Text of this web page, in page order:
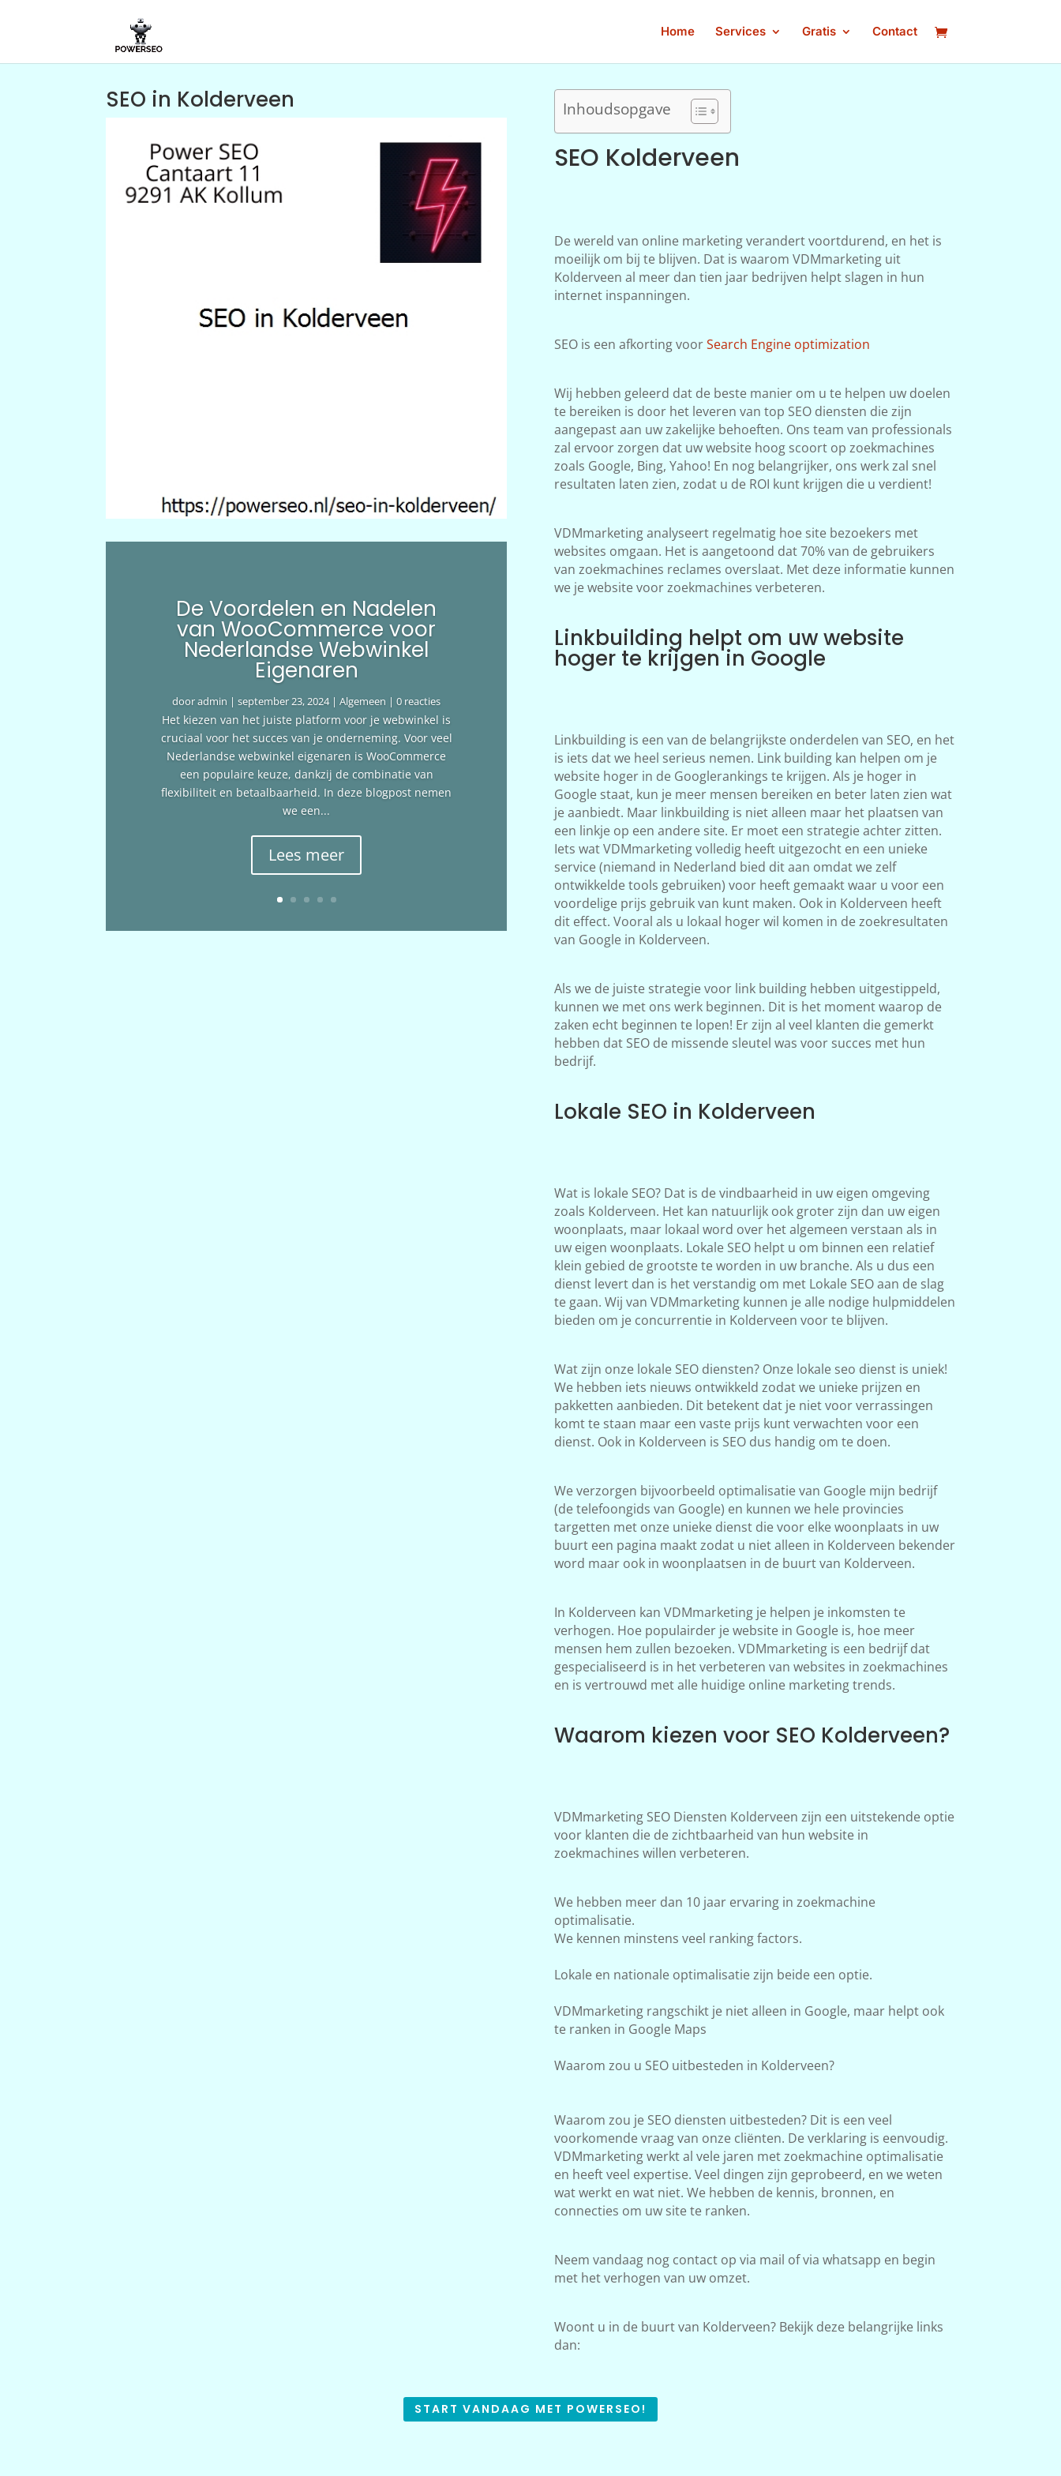
Home Services Gratis Contact
SEO in Kolderveen
De Voordelen en Nadelen
van WooCommerce voor
Nederlandse Webwinkel
Eigenaren
dooradmin |september 23, 2024|Algemeen | 0 reacties
Het kiezen van het juiste platform voor je webwinkel is
cruciaal voor het succes van je onderneming. Voor veel
Nederlandse webwinkel eigenaren is WooCommerce
een populaire keuze, dankzij de combinatie van
flexibiliteit en betaalbaarheid. In deze blogpost nemen
we een...
Lees meer
Inhoudsopgave
SEO Kolderveen
De wereld van online marketing verandert voortdurend, en het is
moeilijk om bij te blijven. Dat is waarom VDMmarketing uit
Kolderveen al meer dan tien jaar bedrijven helpt slagen in hun
internet inspanningen.
SEO is een afkorting voorSearch Engine optimization
Wij hebben geleerd dat de beste manier om u te helpen uw doelen
te bereiken is door het leveren van top SEO diensten die zijn
aangepast aan uw zakelijke behoeften. Ons team van professionals
zal ervoor zorgen dat uw website hoog scoort op zoekmachines
zoals Google, Bing, Yahoo! En nog belangrijker, ons werk zal snel
resultaten laten zien, zodat u de ROI kunt krijgen die u verdient!
VDMmarketing analyseert regelmatig hoe site bezoekers met
websites omgaan. Het is aangetoond dat 70% van de gebruikers
van zoekmachines reclames overslaat. Met deze informatie kunnen
we je website voor zoekmachines verbeteren.
Linkbuilding helpt om uw website
hoger te krijgen in Google
Linkbuilding is een van de belangrijkste onderdelen van SEO, en het
is iets dat we heel serieus nemen. Link building kan helpen om je
website hoger in de Googlerankings te krijgen. Als je hoger in
Google staat, kun je meer mensen bereiken en beter laten zien wat
je aanbiedt. Maar linkbuilding is niet alleen maar het plaatsen van
een linkje op een andere site. Er moet een strategie achter zitten.
Iets wat VDMmarketing volledig heeft uitgezocht en een unieke
service (niemand in Nederland bied dit aan omdat we zelf
ontwikkelde tools gebruiken) voor heeft gemaakt waar u voor een
voordelige prijs gebruik van kunt maken. Ook in Kolderveen heeft
dit effect. Vooral als u lokaal hoger wil komen in de zoekresultaten
van Google in Kolderveen.
Als we de juiste strategie voor link building hebben uitgestippeld,
kunnen we met ons werk beginnen. Dit is het moment waarop de
zaken echt beginnen te lopen! Er zijn al veel klanten die gemerkt
hebben dat SEO de missende sleutel was voor succes met hun
bedrijf.
Lokale SEO in Kolderveen
Wat is lokale SEO? Dat is de vindbaarheid in uw eigen omgeving
zoals Kolderveen. Het kan natuurlijk ook groter zijn dan uw eigen
woonplaats, maar lokaal word over het algemeen verstaan als in
uw eigen woonplaats. Lokale SEO helpt u om binnen een relatief
klein gebied de grootste te worden in uw branche. Als u dus een
dienst levert dan is het verstandig om met Lokale SEO aan de slag
te gaan. Wij van VDMmarketing kunnen je alle nodige hulpmiddelen
bieden om je concurrentie in Kolderveen voor te blijven.
Wat zijn onze lokale SEO diensten? Onze lokale seo dienst is uniek!
We hebben iets nieuws ontwikkeld zodat we unieke prijzen en
pakketten aanbieden. Dit betekent dat je niet voor verrassingen
komt te staan maar een vaste prijs kunt verwachten voor een
dienst. Ook in Kolderveen is SEO dus handig om te doen.
We verzorgen bijvoorbeeld optimalisatie van Google mijn bedrijf
(de telefoongids van Google) en kunnen we hele provincies
targetten met onze unieke dienst die voor elke woonplaats in uw
buurt een pagina maakt zodat u niet alleen in Kolderveen bekender
word maar ook in woonplaatsen in de buurt van Kolderveen.
In Kolderveen kan VDMmarketing je helpen je inkomsten te
verhogen. Hoe populairder je website in Google is, hoe meer
mensen hem zullen bezoeken. VDMmarketing is een bedrijf dat
gespecialiseerd is in het verbeteren van websites in zoekmachines
en is vertrouwd met alle huidige online marketing trends.
Waarom kiezen voor SEO Kolderveen?
VDMmarketing SEO Diensten Kolderveen zijn een uitstekende optie
voor klanten die de zichtbaarheid van hun website in
zoekmachines willen verbeteren.
We hebben meer dan 10 jaar ervaring in zoekmachine
optimalisatie.
We kennen minstens veel ranking factors.
Lokale en nationale optimalisatie zijn beide een optie.
VDMmarketing rangschikt je niet alleen in Google, maar helpt ook
te ranken in Google Maps
Waarom zou u SEO uitbesteden in Kolderveen?
Waarom zou je SEO diensten uitbesteden? Dit is een veel
voorkomende vraag van onze cliënten. De verklaring is eenvoudig.
VDMmarketing werkt al vele jaren met zoekmachine optimalisatie
en heeft veel expertise. Veel dingen zijn geprobeerd, en we weten
wat werkt en wat niet. We hebben de kennis, bronnen, en
connecties om uw site te ranken.
Neem vandaag nog contact op via mail of via whatsapp en begin
met het verhogen van uw omzet.
Woont u in de buurt van Kolderveen? Bekijk deze belangrijke links
dan:
START VANDAAG MET POWERSEO!